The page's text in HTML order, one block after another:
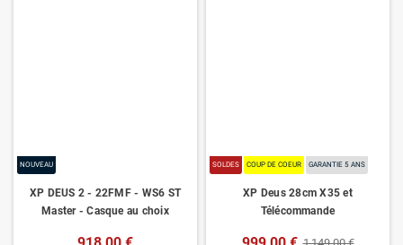
NOUVEAU
XP DEUS 2 - 22FMF - WS6 ST
Master - Casque au choix
SOLDES COUP DE COEUR GARANTIE 5 ANS
XP Deus 28cm X35 et
Télécommande